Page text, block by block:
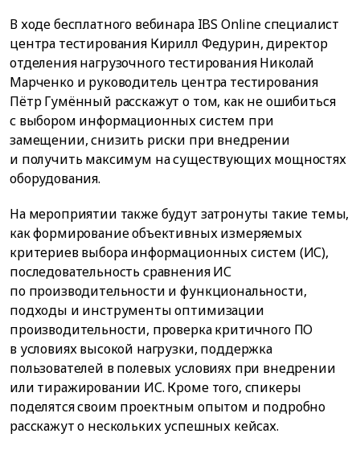
В ходе бесплатного вебинара IBS Online специалист
центра тестирования Кирилл Федурин, директор
отделения нагрузочного тестирования Николай
Марченко и руководитель центра тестирования
Пётр Гумённый расскажут о том, как не ошибиться
с выбором информационных систем при
замещении, снизить риски при внедрении
и получить максимум на существующих мощностях
оборудования.
На мероприятии также будут затронуты такие темы,
как формирование объективных измеряемых
критериев выбора информационных систем (ИС),
последовательность сравнения ИС
по производительности и функциональности,
подходы и инструменты оптимизации
производительности, проверка критичного ПО
в условиях высокой нагрузки, поддержка
пользователей в полевых условиях при внедрении
или тиражировании ИС. Кроме того, спикеры
поделятся своим проектным опытом и подробно
расскажут о нескольких успешных кейсах.